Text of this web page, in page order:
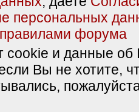
персональных
правилами форума
cookie и данные об
Вы не хотите,